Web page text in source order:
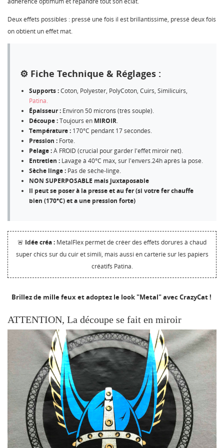
Deux effets possibles : pressé une fois il est brillantissime, pressé deux fois
on obtient un effet mat.
⚙️ Fiche Technique & Réglages :
Supports :Coton, Polyester, PolyCoton, Cuirs, Similicuirs,
Patina.
Épaisseur : Environ 50 microns (très souple).
Découpe :Toujours en MIROIR.
Température : 170°C pendant 17 secondes.
Pression : Forte.
Pelage :À FROID (crucial pour garder l'effet miroir net).
Entretien : Lavage à 40°C max, sur l'envers.24h après la pose.
Sèche linge : Pas de sèche-linge.
NON SUPERPOSABLE mais juxtaposable
Il peut se poser à la presse et au fer (si votre fer chauffe
bien (170°C) et a une pression forte)
🚨 Idée créa : MetalFlex permet de créer des effets dorures à chaud
super chics sur du cuir et simili, mais aussi en carterie sur les papiers
créatifs Patina.
Brillez de mille feux et adoptez le look "Metal" avec CrazyCat !
ATTENTION, La découpe se fait en miroir